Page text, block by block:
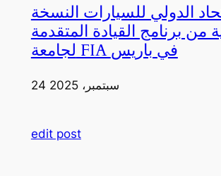
الدولي للسيارات النسخة
من برنامج القيادة المتقدمة
لجامعة FIA في باريس
24 سبتمبر، 2025
edit post